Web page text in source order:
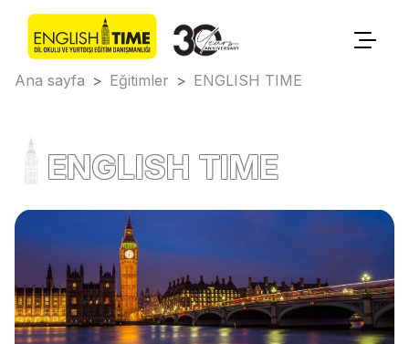
Ana sayfa > Eğitimler > ENGLISH TIME
ENGLISH TIME